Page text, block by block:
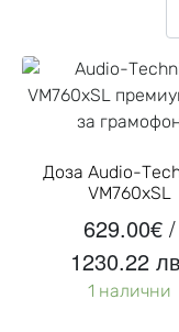
Доза Audio-
VM760xSL
629.00€/
1230.22
1 налични